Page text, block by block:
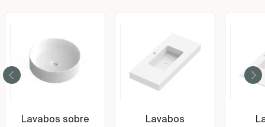
Lavabos sobre
Lavabos